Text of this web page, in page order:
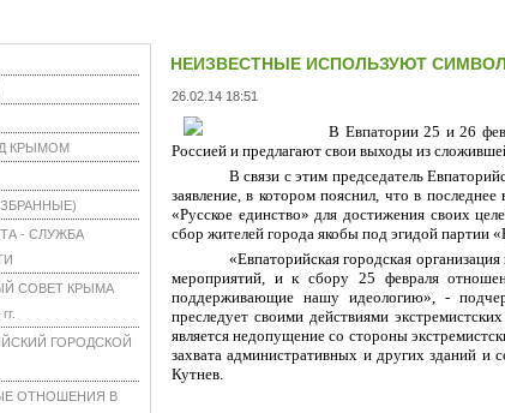
КРЫМОМ
- СЛУЖБА
СОВЕТ КРЫМА
ГОРОДСКОЙ
ОТНОШЕНИЯ В
НЕИЗВЕСТНЫЕ ИСПОЛЬЗУЮТ
26.02.14 18:51
В Евпатории 25 и 26
Россией и предлагают свои выходы из
В связи с этим председатель
заявление, в котором пояснил, что в
«Русское единство» для достижения своих
сбор жителей города якобы под эгидой партии
«Евпаторийская городская
мероприятий, и к сбору 25 февраля
поддерживающие нашу идеологию», -
преследует своими действиями
является недопущение со стороны
захвата административных и других зданий и
Кутнев.